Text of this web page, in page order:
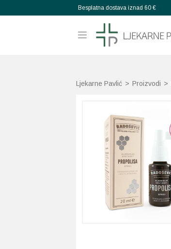
Besplatna dostava iznad 60 €
Ljekarne Pavlić > Proizvodi >